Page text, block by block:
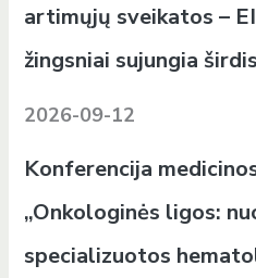
artimųjų sveikatos –
žingsniai sujungia
2026-09-12
Konferencija
„Onkologinės ligos:
specializuotos